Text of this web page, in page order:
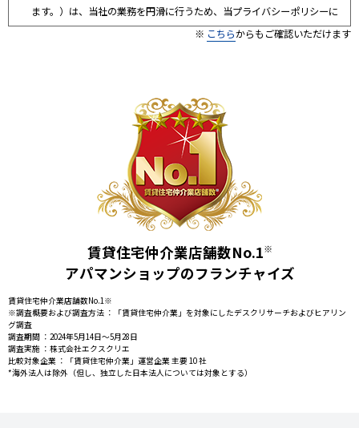
ます。）は、当社の業務を円滑に行うため、当プライバシーポリシーに
準拠して提供されるサービス（以下「当サービス」といいます。）を利
ます。当社は、これらのお客様の個人情報の適正な保護を重大責務と認
識し、この責務を果たすために、次の方針のもとで個人情報を取り扱い
個人情報に適用される「個人情報の保護に関する法律」その他の関
係法令を遵守するとともに、一般に公正妥当と認められる個人情報
の取扱いに関する慣行に準拠し、適切に取り扱います。
個人情報の取扱いに関する個人情報管理責任者を設置し、法や当社
の規程に違反している事実を把握した場合の責任者への報告体制を
整備します。
個人情報の取扱いに関する留意事項について、当社の規程に記載す
ます。また、取引先等に対しても適切に個人情報を取り扱うように
要請します。
個人情報の取得に際しては、利用目的を特定して通知又は公表し、
※ こちらからもご確認いただけます
賃貸住宅仲介業店舗数No.1※
アパマンショップのフランチャイズ
賃貸住宅仲介業店舗数No.1※
※調査概要および調査方法 ：「賃貸住宅仲介業」を対象にしたデスクリサーチおよびヒアリン
グ調査
調査期間 ：2024年5月14日～5月28日
調査実施 ：株式会社エクスクリエ
比較対象企業 ：「賃貸住宅仲介業」運営企業 主要 10 社
*海外法人は除外（但し、独立した日本法人については対象とする）